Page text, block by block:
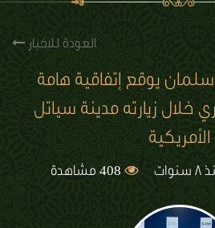
العودة للاخبار
يوقع إتفاقية هامة
خلال زيارته مدينة سياتل
الأمريكية
سنوات 408 مشاهدة